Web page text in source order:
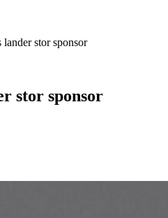
stor sponsor
stor sponsor